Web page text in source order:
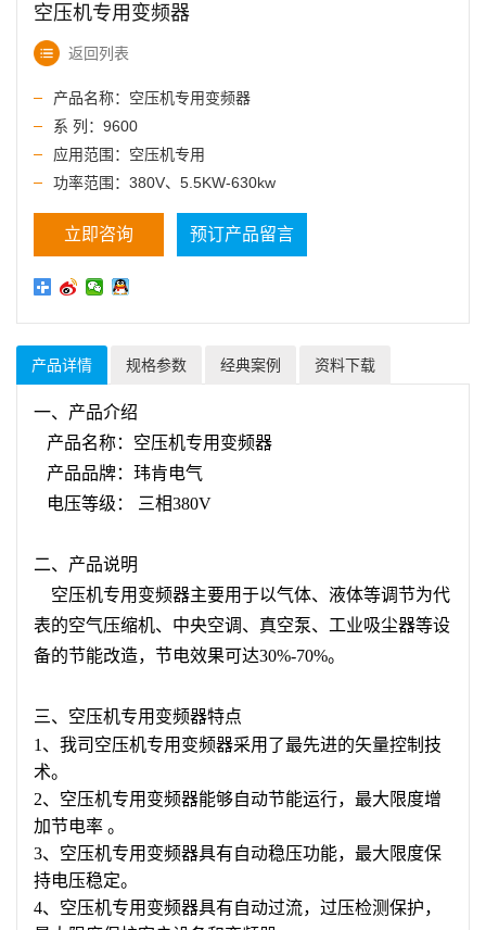
空压机专用变频器
返回列表
产品名称：空压机专用变频器
系 列：9600
应用范围：空压机专用
功率范围：380V、5.5KW-630kw
立即咨询 预订产品留言
产品详情 规格参数 经典案例 资料下载
一、产品介绍
产品名称：空压机专用变频器
产品品牌：玮肯电气
电压等级： 三相380V
二、产品说明
空压机专用变频器主要用于以气体、液体等调节为代
表的空气压缩机、中央空调、真空泵、工业吸尘器等设
备的节能改造，节电效果可达30%-70%。
三、空压机专用变频器特点
1、我司空压机专用变频器采用了最先进的矢量控制技
术。
2、空压机专用变频器能够自动节能运行，最大限度增
加节电率 。
3、空压机专用变频器具有自动稳压功能，最大限度保
持电压稳定。
4、空压机专用变频器具有自动过流，过压检测保护，